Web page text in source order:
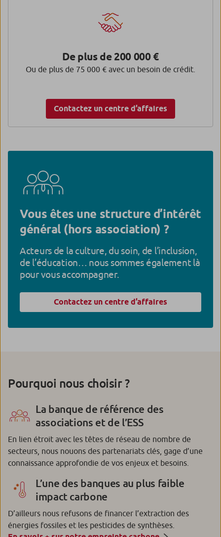
De plus de 200 000 €
Ou de plus de 75 000 € avec un besoin de crédit.
Contactez un centre d’affaires
Vous êtes une structure d’intérêt
général (hors association) ?
Acteurs de la culture, du soin, de l’inclusion,
de l’éducation… nous sommes également là
pour vous accompagner.
Contactez un centre d’affaires
Pourquoi nous choisir ?
La banque de référence des
associations et de l’ESS
En lien étroit avec les têtes de réseau de nombre de
secteurs, nous nouons des partenariats clés, gage d’une
connaissance approfondie de vos enjeux et besoins.
L’une des banques au plus faible
impact carbone
D’ailleurs nous refusons de financer l’extraction des
énergies fossiles et les pesticides de synthèses.